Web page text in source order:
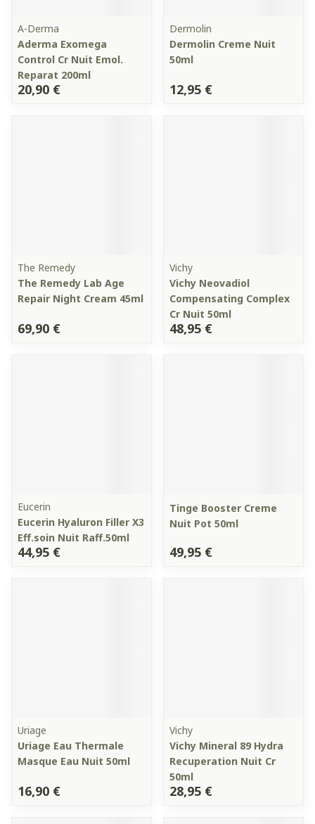
A-Derma
Aderma Exomega
Control Cr Nuit Emol.
Reparat 200ml
20,90 €
Dermolin
Dermolin Creme Nuit
50ml
12,95 €
The Remedy
The Remedy Lab Age
Repair Night Cream 45ml
69,90 €
Vichy
Vichy Neovadiol
Compensating Complex
Cr Nuit 50ml
48,95 €
Eucerin
Eucerin Hyaluron Filler X3
Eff.soin Nuit Raff.50ml
44,95 €
Tinge Booster Creme
Nuit Pot 50ml
49,95 €
Uriage
Uriage Eau Thermale
Masque Eau Nuit 50ml
16,90 €
Vichy
Vichy Mineral 89 Hydra
Recuperation Nuit Cr
50ml
28,95 €